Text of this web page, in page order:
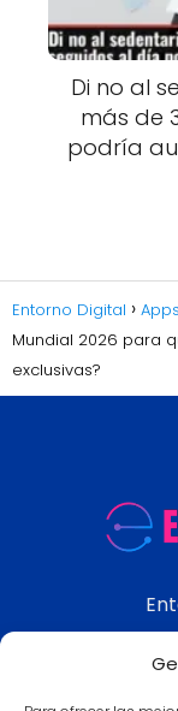
Di no al
más de
podría
Entorno Digital Apps
Mundial 2026 para
exclusivas?